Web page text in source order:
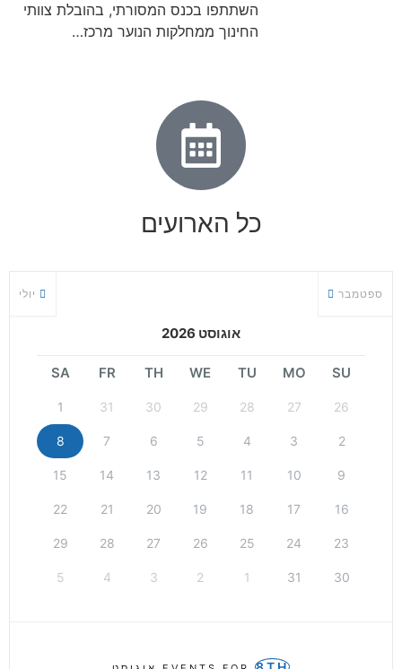
השתתפו בכנס המסורתי, בהובלת צוותי
החינוך ממחלקות הנוער מרכז…
כל הארועים
יולי
אוגוסט 2026
ספטמבר
SU
MO
TU
WE
TH
FR
SA
26
27
28
29
30
31
1
2
3
4
5
6
7
8
9
10
11
12
13
14
15
16
17
18
19
20
21
22
23
24
25
26
27
28
29
30
31
1
2
3
4
5